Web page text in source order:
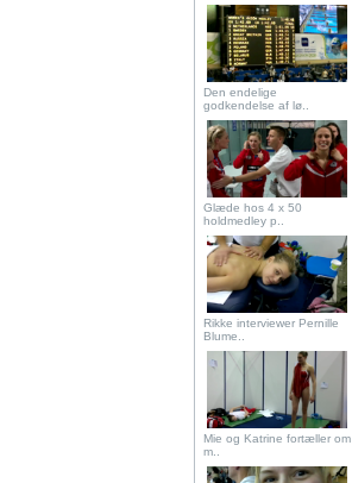
Den endelige
godkendelse af lø..
Glæde hos 4 x 50
holdmedley p..
Rikke interviewer Pernille
Blume..
Mie og Katrine fortæller om
m..